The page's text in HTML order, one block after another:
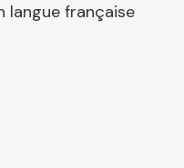
langue française